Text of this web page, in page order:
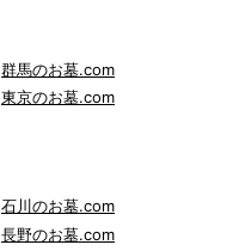
群馬のお墓.com
東京のお墓.com
石川のお墓.com
長野のお墓.com